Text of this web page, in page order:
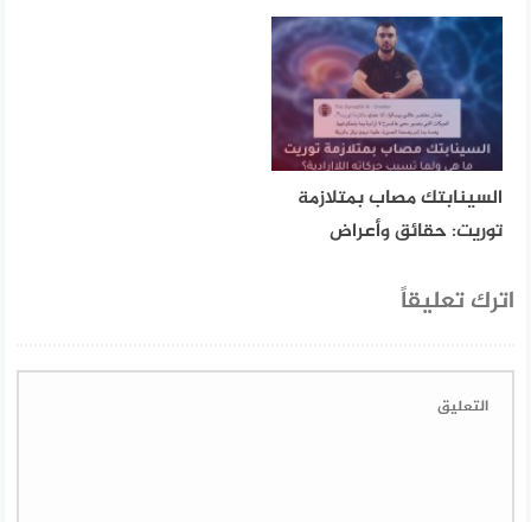
السينابتك مصاب بمتلازمة
توريت: حقائق وأعراض
اترك تعليقاً